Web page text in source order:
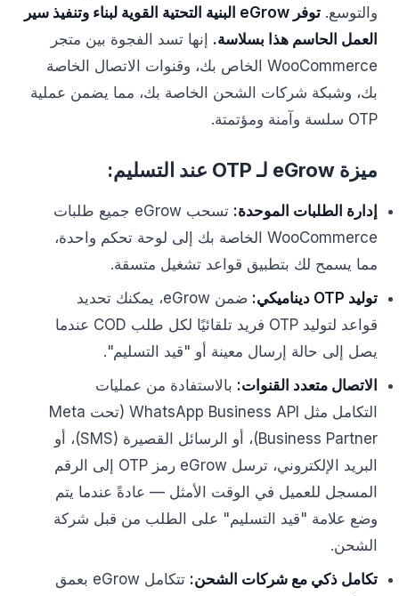
والتوسع.
توفر eGrow البنية التحتية القوية لبناء وتنفيذ سير
العمل الحاسم هذا بسلاسة. إنها تسد الفجوة بين متجر
WooCommerce الخاص بك، وقنوات الاتصال الخاصة
بك، وشبكة شركات الشحن الخاصة بك، مما يضمن عملية
OTP سلسة وآمنة ومؤتمتة.
ميزة eGrow لـ OTP عند التسليم:
إدارة الطلبات الموحدة:
تسحب eGrow جميع طلبات
WooCommerce الخاصة بك إلى لوحة تحكم واحدة،
مما يسمح لك بتطبيق قواعد تشغيل متسقة.
توليد OTP ديناميكي:
ضمن eGrow، يمكنك تحديد
قواعد لتوليد OTP فريد تلقائيًا لكل طلب COD عندما
يصل إلى حالة إرسال معينة أو "قيد التسليم".
الاتصال متعدد القنوات: بالاستفادة من عمليات
التكامل مثل WhatsApp Business API (تحت Meta
Business Partner)، أو الرسائل القصيرة (SMS)، أو
البريد الإلكتروني، ترسل eGrow رمز OTP إلى الرقم
المسجل للعميل في الوقت الأمثل — عادةً عندما يتم
وضع علامة "قيد التسليم" على الطلب من قبل شركة
الشحن.
تكامل ذكي مع شركات الشحن:
تتكامل eGrow بعمق